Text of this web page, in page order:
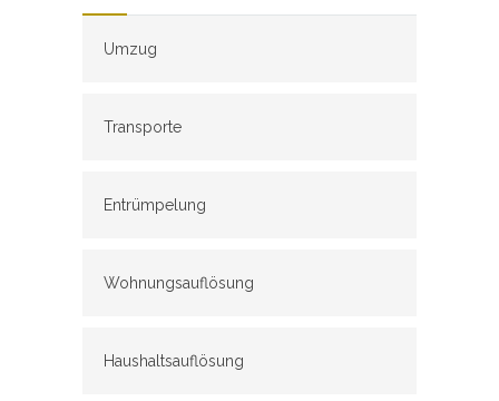
Umzug
Transporte
Entrümpelung
Wohnungsauflösung
Haushaltsauflösung